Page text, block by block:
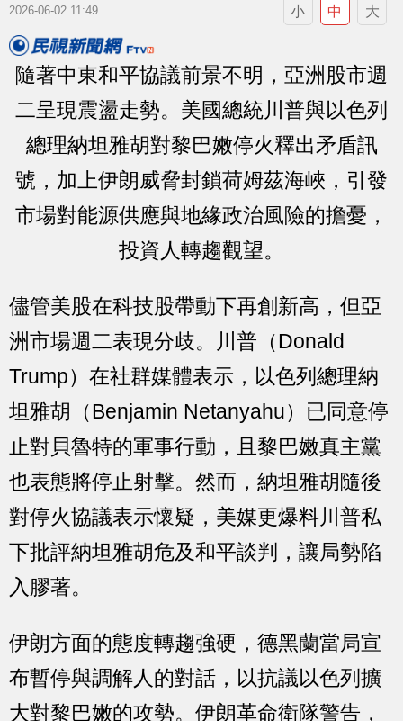
2026-06-02 11:49 小 中 大
隨著中東和平協議前景不明，亞洲股市週
二呈現震盪走勢。美國總統川普與以色列
總理納坦雅胡對黎巴嫩停火釋出矛盾訊
號，加上伊朗威脅封鎖荷姆茲海峽，引發
市場對能源供應與地緣政治風險的擔憂，
投資人轉趨觀望。
儘管美股在科技股帶動下再創新高，但亞
洲市場週二表現分歧。川普（Donald
Trump）在社群媒體表示，以色列總理納
坦雅胡（Benjamin Netanyahu）已同意停
止對貝魯特的軍事行動，且黎巴嫩真主黨
也表態將停止射擊。然而，納坦雅胡隨後
對停火協議表示懷疑，美媒更爆料川普私
下批評納坦雅胡危及和平談判，讓局勢陷
入膠著。
伊朗方面的態度轉趨強硬，德黑蘭當局宣
布暫停與調解人的對話，以抗議以色列擴
大對黎巴嫩的攻勢。伊朗革命衛隊警告，